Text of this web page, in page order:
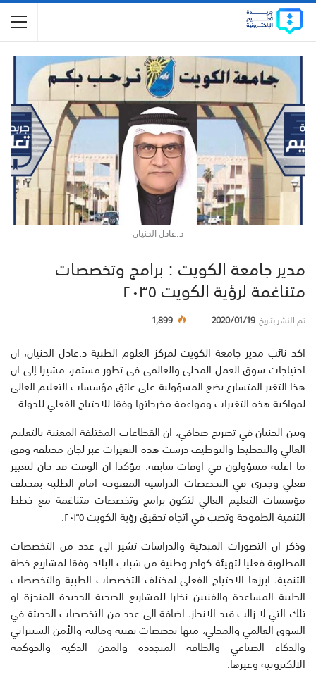
د.عادل الحنيان
مدير جامعة الكويت : برامج وتخصصات
متناغمة لرؤية الكويت ٢٠٣٥
تم النشر بتاريخ2020/01/19
1,899
اكد نائب مدير جامعة الكويت لمركز العلوم الطبية د.عادل الحنيان، ان
احتياجات سوق العمل المحلي والعالمي في تطور مستمر، مشيرا إلى ان
هذا التغير المتسارع يضع المسؤولية على عاتق مؤسسات التعليم العالي
لمواكبة هذه التغيرات ومواءمة مخرجاتها وفقا للاحتياج الفعلي للدولة.
وبين الحنيان في تصريح صحافي، ان القطاعات المختلفة المعنية بالتعليم
العالي والتخطيط والتوظيف درست هذه التغيرات عبر لجان مختلفة وفق
ما اعلنه مسؤولون في اوقات سابقة، مؤكدا ان الوقت قد حان لتغيير
فعلي وجذري في التخصصات الدراسية المفتوحة امام الطلبة بمختلف
مؤسسات التعليم العالي لتكون برامج وتخصصات متناغمة مع خطط
التنمية الطموحة وتصب في اتجاه تحقيق رؤية الكويت ٢٠٣٥.
وذكر ان التصورات المبدئية والدراسات تشير الى عدد من التخصصات
المطلوبة فعليا لتهيئة كوادر وطنية من شباب البلاد وفقا لمشاريع خطة
التنمية، ابرزها الاحتياج الفعلي لمختلف التخصصات الطبية والتخصصات
الطبية المساعدة والفنيين نظرا للمشاريع الصحية الجديدة المنجزة او
تلك التي لا زالت قيد الانجاز، اضافة الى عدد من التخصصات الحديثة في
السوق العالمي والمحلي، منها تخصصات تقنية ومالية والأمن السيبراني
والذكاء الصناعي والطاقة المتجددة والمدن الذكية والحوكمة
الالكترونية وغيرها.